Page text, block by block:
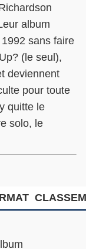
album
sans faire
(le seul),
deviennent
pour toute
quitte le
solo, le